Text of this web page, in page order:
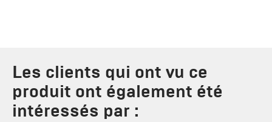
Les clients qui ont vu ce
produit ont également été
intéressés par :